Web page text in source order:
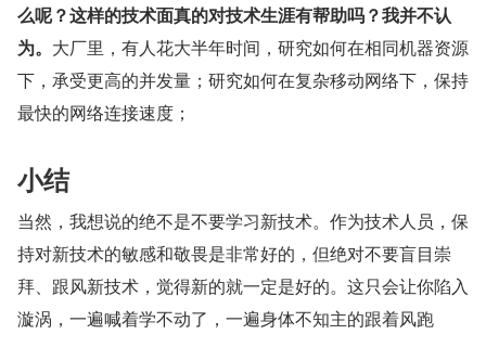
么呢？这样的技术面真的对技术生涯有帮助吗？我并不认
为。 大厂里，有人花大半年时间，研究如何在相同机器资源
下，承受更高的并发量；研究如何在复杂移动网络下，保持
最快的网络连接速度；
小结
当然，我想说的绝不是不要学习新技术。作为技术人员，保
持对新技术的敏感和敬畏是非常好的，但绝对不要盲目崇
拜、跟风新技术，觉得新的就一定是好的。这只会让你陷入
漩涡，一遍喊着学不动了，一遍身体不知主的跟着风跑